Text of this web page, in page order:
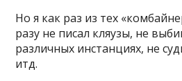
Но я как раз из тех
разу не писал кляузы, не
различных инстанциях, не
итд.